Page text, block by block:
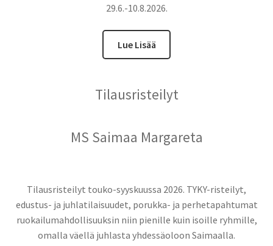
29.6.-10.8.2026.
Lue Lisää
Tilausristeilyt
MS Saimaa Margareta
Tilausristeilyt touko-syyskuussa 2026. TYKY-risteilyt,
edustus- ja juhlatilaisuudet, porukka- ja perhetapahtumat
ruokailumahdollisuuksin niin pienille kuin isoille ryhmille,
omalla väellä juhlasta yhdessäoloon Saimaalla.